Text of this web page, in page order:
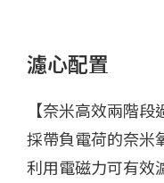
濾心配置
【奈米高效兩階段
採帶負電荷的奈米
利用電磁力可有效